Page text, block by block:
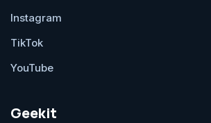
Instagram
TikTok
YouTube
Geekit